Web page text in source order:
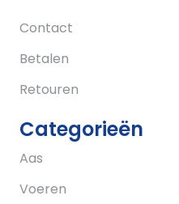
Contact
Betalen
Retouren
Categorieën
Aas
Voeren